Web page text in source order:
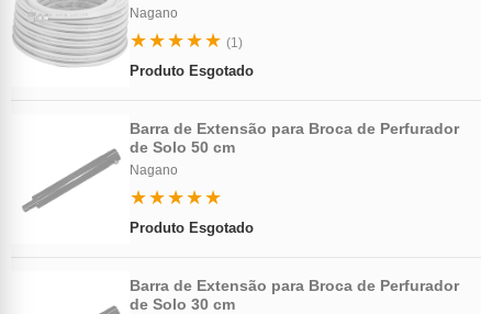
Nagano
★★★★★ (1)
Produto Esgotado
Barra de Extensão para Broca de Perfurador
de Solo 50 cm
Nagano
★★★★★
Produto Esgotado
Barra de Extensão para Broca de Perfurador
de Solo 30 cm